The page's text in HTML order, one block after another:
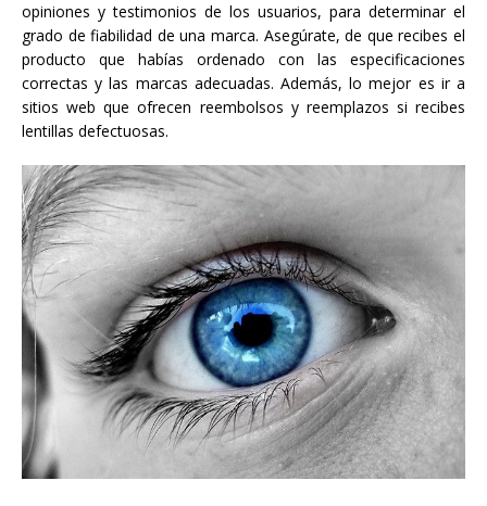
opiniones y testimonios de los usuarios, para determinar el
grado de fiabilidad de una marca. Asegúrate, de que recibes el
producto que habías ordenado con las especificaciones
correctas y las marcas adecuadas. Además, lo mejor es ir a
sitios web que ofrecen reembolsos y reemplazos si recibes
lentillas defectuosas.